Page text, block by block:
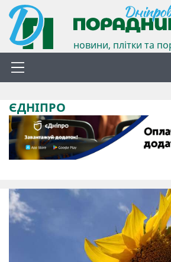
новини, плітки та
ЄДНІПРО